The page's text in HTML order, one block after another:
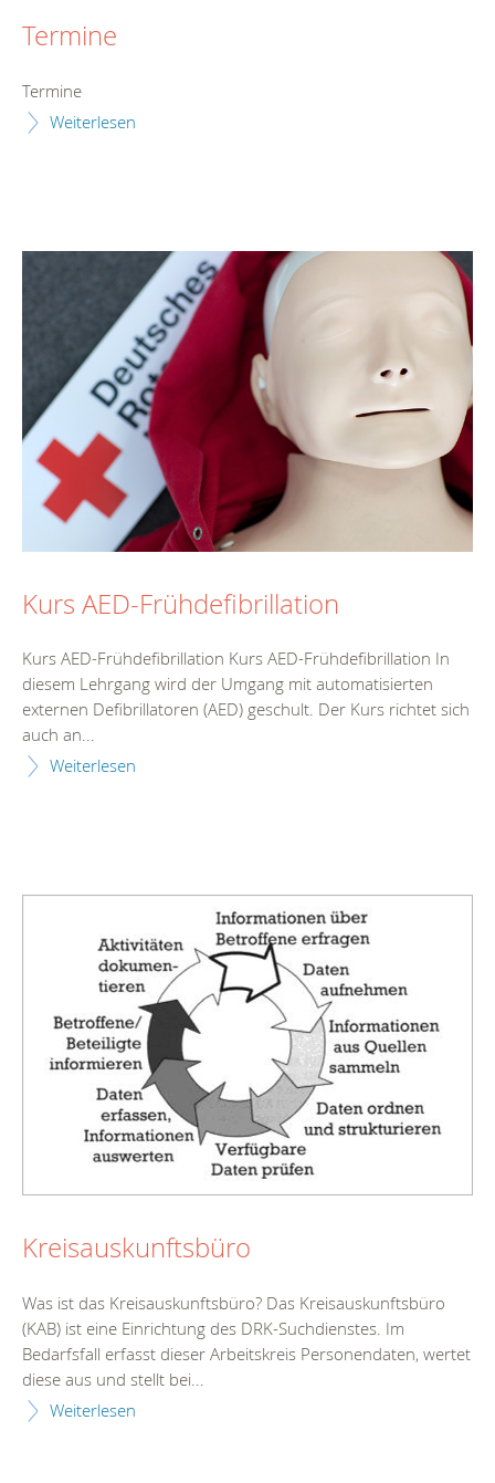
Termine
Termine
Weiterlesen
Kurs AED-Frühdefibrillation
Kurs AED-Frühdefibrillation Kurs AED-Frühdefibrillation In
diesem Lehrgang wird der Umgang mit automatisierten
externen Defibrillatoren (AED) geschult. Der Kurs richtet sich
auch an...
Weiterlesen
Kreisauskunftsbüro
Was ist das Kreisauskunftsbüro? Das Kreisauskunftsbüro
(KAB) ist eine Einrichtung des DRK-Suchdienstes. Im
Bedarfsfall erfasst dieser Arbeitskreis Personendaten, wertet
diese aus und stellt bei...
Weiterlesen